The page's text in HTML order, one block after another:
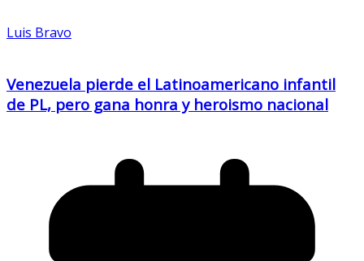
Luis Bravo
Venezuela pierde el Latinoamericano infantil
de PL, pero gana honra y heroismo nacional